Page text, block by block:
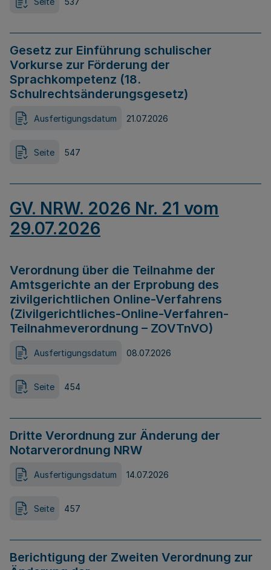
Gesetz zur Einführung schulischer
Vorkurse zur Förderung der
Sprachkompetenz (18.
Schulrechtsänderungsgesetz)
Ausfertigungsdatum 21.07.2026
Seite 547
GV. NRW. 2026 Nr. 21 vom
29.07.2026
Verordnung über die Teilnahme der
Amtsgerichte an der Erprobung des
zivilgerichtlichen Online-Verfahrens
(Zivilgerichtliches-Online-Verfahren-
Teilnahmeverordnung – ZOVTnVO)
Ausfertigungsdatum 08.07.2026
Seite 454
Dritte Verordnung zur Änderung der
Notarverordnung NRW
Ausfertigungsdatum 14.07.2026
Seite 457
Berichtigung der Zweiten Verordnung zur